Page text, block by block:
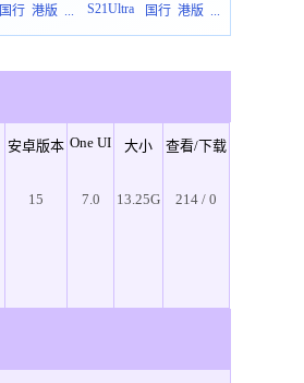
国行 港版 ...
S21Ultra
国行 港版 ...
安卓版本 One UI 大小 查看/下载
15 7.0 13.25G 214 / 0